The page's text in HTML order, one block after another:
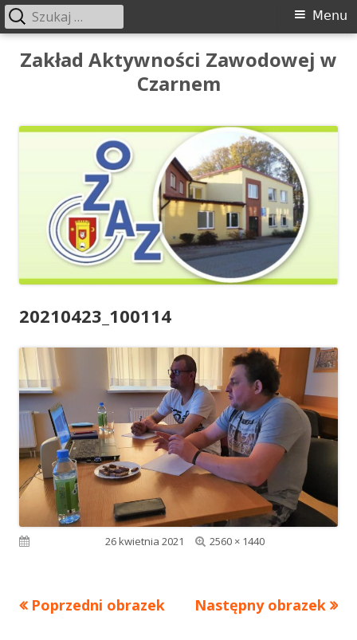
Przeskocz
Zakład Aktywności Zawodowej w
Czarnem
Menu
główne
Menu
Szukaj:
20210423_100114
Opublikowano26 kwietnia 2021
Pełny
2560 × 1440
Poprzedni obrazek Następny obrazek